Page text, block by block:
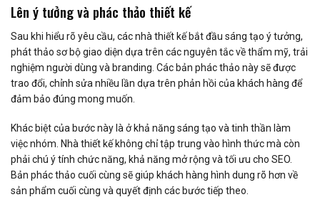
Lên ý tưởng và phác thảo thiết kế
Sau khi hiểu rõ yêu cầu, các nhà thiết kế bắt đầu sáng tạo ý tưởng,
phát thảo sơ bộ giao diện dựa trên các nguyên tắc về thẩm mỹ, trải
nghiệm người dùng và branding. Các bản phác thảo này sẽ được
trao đổi, chỉnh sửa nhiều lần dựa trên phản hồi của khách hàng để
đảm bảo đúng mong muốn.
Khác biệt của bước này là ở khả năng sáng tạo và tinh thần làm
việc nhóm. Nhà thiết kế không chỉ tập trung vào hình thức mà còn
phải chú ý tính chức năng, khả năng mở rộng và tối ưu cho SEO.
Bản phác thảo cuối cùng sẽ giúp khách hàng hình dung rõ hơn về
sản phẩm cuối cùng và quyết định các bước tiếp theo.